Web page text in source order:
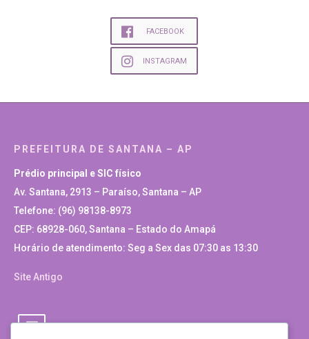
FACEBOOK
INSTAGRAM
PREFEITURA DE SANTANA – AP
Prédio principal e SIC físico
Av. Santana, 2913 – Paraíso, Santana – AP
Telefone: (96) 98138-8973
CEP: 68928-060, Santana – Estado do Amapá
Horário de atendimento: Seg a Sex das 07:30 as 13:30
Site Antigo